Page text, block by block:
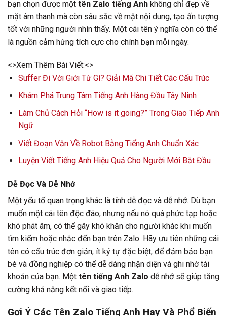
bạn chọn được một tên Zalo tiếng Anh không chỉ đẹp về
mặt âm thanh mà còn sâu sắc về mặt nội dung, tạo ấn tượng
tốt với những người nhìn thấy. Một cái tên ý nghĩa còn có thể
là nguồn cảm hứng tích cực cho chính bạn mỗi ngày.
<>Xem Thêm Bài Viết:<>
Suffer Đi Với Giới Từ Gì? Giải Mã Chi Tiết Các Cấu Trúc
Khám Phá Trung Tâm Tiếng Anh Hàng Đầu Tây Ninh
Làm Chủ Cách Hỏi “How is it going?” Trong Giao Tiếp Anh
Ngữ
Viết Đoạn Văn Về Robot Bằng Tiếng Anh Chuẩn Xác
Luyện Viết Tiếng Anh Hiệu Quả Cho Người Mới Bắt Đầu
Dễ Đọc Và Dễ Nhớ
Một yếu tố quan trọng khác là tính dễ đọc và dễ nhớ. Dù bạn
muốn một cái tên độc đáo, nhưng nếu nó quá phức tạp hoặc
khó phát âm, có thể gây khó khăn cho người khác khi muốn
tìm kiếm hoặc nhắc đến bạn trên Zalo. Hãy ưu tiên những cái
tên có cấu trúc đơn giản, ít ký tự đặc biệt, để đảm bảo bạn
bè và đồng nghiệp có thể dễ dàng nhận diện và ghi nhớ tài
khoản của bạn. Một tên tiếng Anh Zalo dễ nhớ sẽ giúp tăng
cường khả năng kết nối và giao tiếp.
Gợi Ý Các Tên Zalo Tiếng Anh Hay Và Phổ Biến